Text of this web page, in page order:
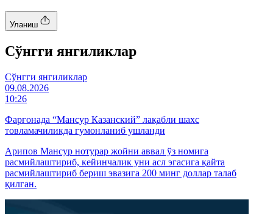
Уланиш
Cўнгги янгиликлар
Cўнгги янгиликлар
09.08.2026
10:26
Фарғонада “Мансур Казанский” лақабли шахс
товламачиликда гумонланиб ушланди
Арипов Мансур нотурар жойни аввал ўз номига
расмийлаштириб, кейинчалик уни асл эгасига қайта
расмийлаштириб бериш эвазига 200 минг доллар талаб
қилган.